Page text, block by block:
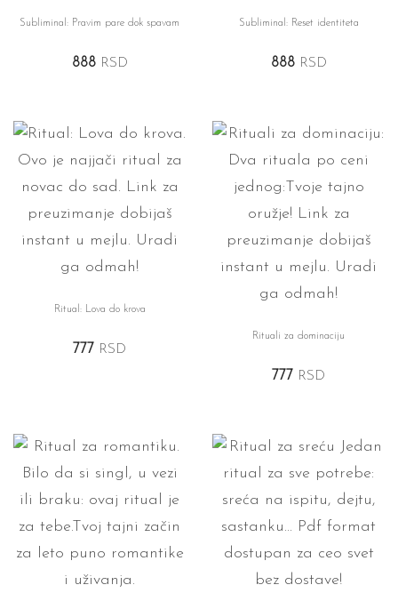
Subliminal: Pravim pare dok spavam
888 RSD
Subliminal: Reset identiteta
888 RSD
Ritual: Lova do krova
777 RSD
Rituali za dominaciju
777 RSD